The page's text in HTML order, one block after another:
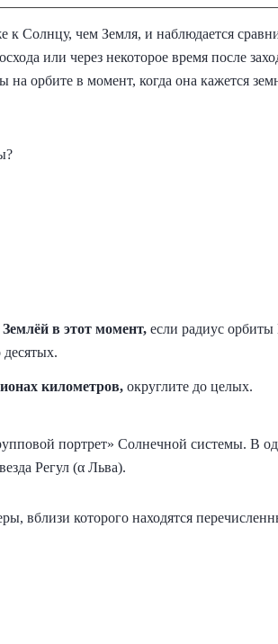
к Солнцу, чем Земля, и наблюдается
или через некоторое время после
орбите в момент, когда она кажется
в этот момент, если радиус
километров, округлите до целых.
портрет» Солнечной системы. В
Регул (α Льва).
вблизи которого находятся